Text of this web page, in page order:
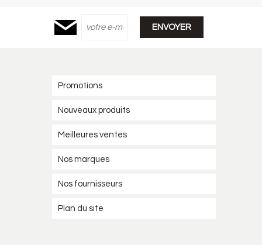
Promotions
Nouveaux produits
Meilleures ventes
Nos marques
Nos fournisseurs
Plan du site